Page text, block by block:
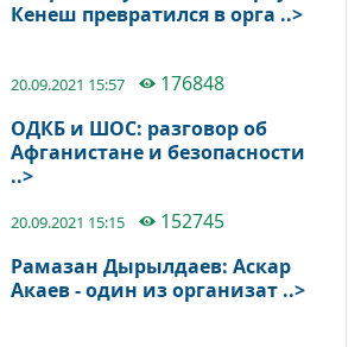
Кенеш превратился в орга ..>
20.09.2021 15:57
176848
ОДКБ и ШОС: разговор об
Афганистане и безопасности
..>
20.09.2021 15:15
152745
Рамазан Дырылдаев: Аскар
Акаев - один из организат ..>